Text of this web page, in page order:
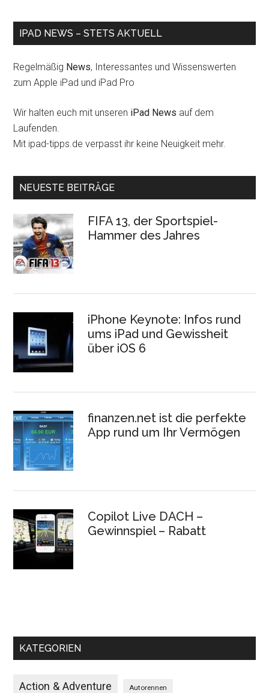
IPAD NEWS – STETS AKTUELL
Regelmäßig News, Interessantes und Wissenswerten
zum Apple iPad und iPad Pro
Wir halten euch mit unseren iPad News auf dem
Laufenden.
Mit ipad-tipps.de verpasst ihr keine Neuigkeit mehr.
NEUESTE BEITRÄGE
FIFA 13, der Sportspiel-
Hammer des Jahres
iPhone Keynote: Infos rund
ums iPad und Gewissheit
über iOS 6
finanzen.net ist die perfekte
App rund um Ihr Vermögen
Copilot Live DACH –
Gewinnspiel – Rabatt
KATEGORIEN
Action & Adventure Autorennen